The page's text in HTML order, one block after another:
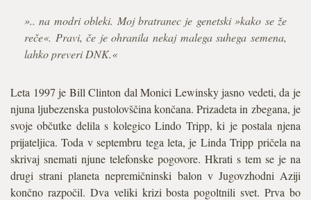
».. na modri obleki. Moj bratranec je genetski »kako se že
reče«. Pravi, če je ohranila nekaj malega suhega semena,
lahko preveri DNK.«
Leta 1997 je Bill Clinton dal Monici Lewinsky jasno vedeti, da je
njuna ljubezenska pustolovščina končana. Prizadeta in zbegana, je
svoje občutke delila s kolegico Lindo Tripp, ki je postala njena
prijateljica. Toda v septembru tega leta, je Linda Tripp pričela na
skrivaj snemati njune telefonske pogovore. Hkrati s tem se je na
drugi strani planeta nepremičninski balon v Jugovzhodni Aziji
končno razpočil. Dva veliki krizi bosta pogoltnili svet. Prva bo